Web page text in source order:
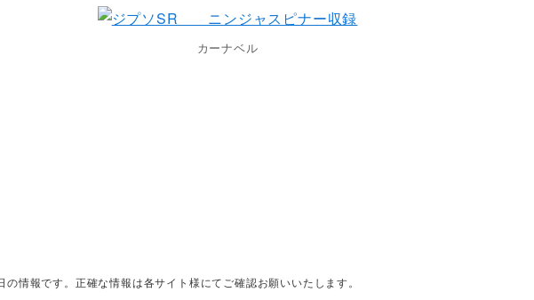
カーナベル
情報です。正確な情報は各サイト様にてご確認お願いいたします。